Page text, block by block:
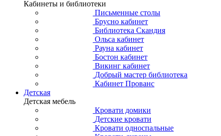
Кабинеты и библиотеки
Письменные столы
Брусно кабинет
Библиотека Скандия
Ольса кабинет
Рауна кабинет
Бостон кабинет
Викинг кабинет
Добрый мастер библиотека
Кабинет Прованс
Детская
Детская мебель
Кровати домики
Детские кровати
Кровати односпальные